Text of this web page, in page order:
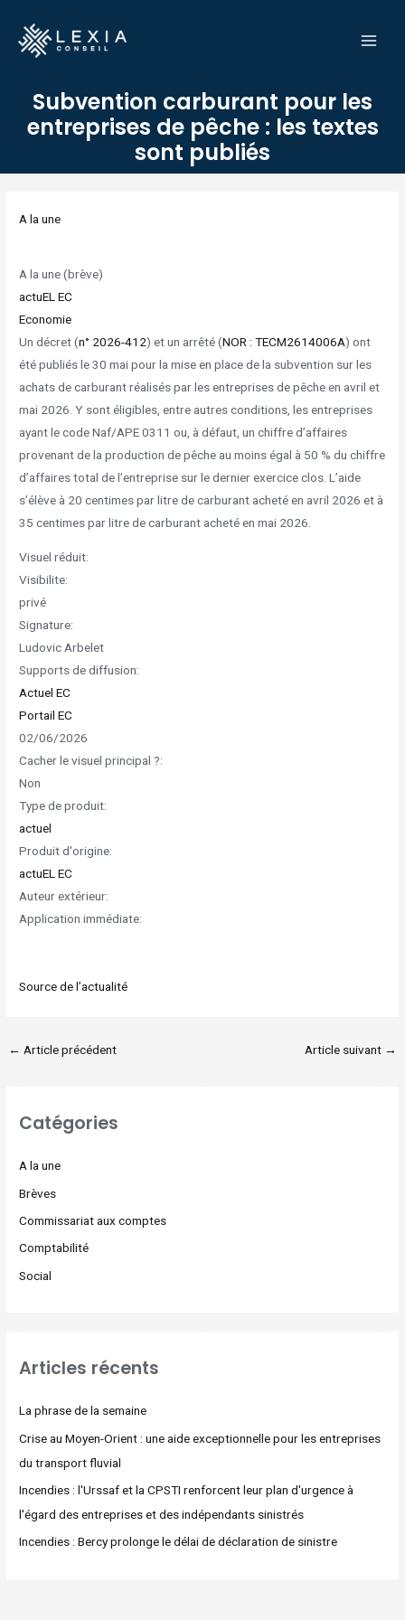
contenu
Subvention carburant pour les
entreprises de pêche : les textes
sont publiés
A la une
A la une (brève)
actuEL EC
Economie
Un décret (n° 2026-412) et un arrêté (NOR : TECM2614006A) ont
été publiés le 30 mai pour la mise en place de la subvention sur les
achats de carburant réalisés par les entreprises de pêche en avril et
mai 2026. Y sont éligibles, entre autres conditions, les entreprises
ayant le code Naf/APE 0311 ou, à défaut, un chiffre d’affaires
provenant de la production de pêche au moins égal à 50 % du chiffre
d’affaires total de l’entreprise sur le dernier exercice clos. L’aide
s’élève à 20 centimes par litre de carburant acheté en avril 2026 et à
35 centimes par litre de carburant acheté en mai 2026.
Visuel réduit:
Visibilite:
privé
Signature:
Ludovic Arbelet
Supports de diffusion:
Actuel EC
Portail EC
02/06/2026
Cacher le visuel principal ?:
Non
Type de produit:
actuel
Produit d'origine:
actuEL EC
Auteur extérieur:
Application immédiate:
Source de l’actualité
← Article précédent Article suivant →
Catégories
A la une
Brèves
Commissariat aux comptes
Comptabilité
Social
Articles récents
La phrase de la semaine
Crise au Moyen-Orient : une aide exceptionnelle pour les entreprises
du transport fluvial
Incendies : l'Urssaf et la CPSTI renforcent leur plan d'urgence à
l'égard des entreprises et des indépendants sinistrés
Incendies : Bercy prolonge le délai de déclaration de sinistre